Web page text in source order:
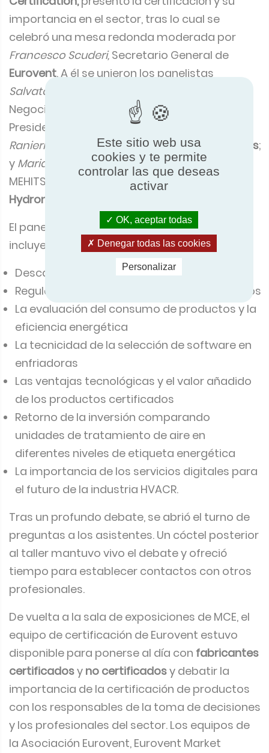
importancia en el sector, tras lo cual se
celebró una mesa redonda moderada por
Francesco Scuderi, Secretario General de
Eurovent. A él se unieron los panelistas
Salvatore Porto
Negocio de
Sylvain Courtey
Presidente de
Eurovent Certification
Ranieri , Air Handling Systems P.M. & P.L de Rhoss;
y Mariano Covolo, Knowledge Manager &
MEHITS Ambassador deMitsubishi Electric
Hydronics & IT Cooling Systems S.p.A
El panel cubrió una serie de temas cruciales,
incluyendo:
Descarbonización
Regulación de refrigerantes y gases fluorados
La evaluación del consumo de productos y la
eficiencia energética
La tecnicidad de la selección de software en
enfriadoras
Las ventajas tecnológicas y el valor añadido
de los productos certificados
Retorno de la inversión comparando
unidades de tratamiento de aire en
diferentes niveles de etiqueta energética
La importancia de los servicios digitales para
el futuro de la industria HVACR.
Tras un profundo debate, se abrió el turno de
preguntas a los asistentes. Un cóctel posterior
al taller mantuvo vivo el debate y ofreció
tiempo para establecer contactos con otros
profesionales.
De vuelta a la sala de exposiciones de MCE, el
equipo de certificación de Eurovent estuvo
disponible para ponerse al día con fabricantes
certificadosy no certificadosy debatir la
importancia de la certificación de productos
con los responsables de la toma de decisiones
y los profesionales del sector. Los equipos de
la Asociación Eurovent, Eurovent Market
Este sitio web usa
cookies y te permite
controlar las que deseas
activar
OK, aceptar todas
Denegar todas las cookies
Personalizar